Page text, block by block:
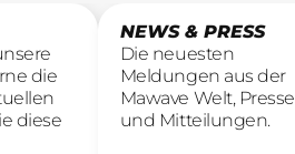
die
diese
NEWS & PRESS
Die neuesten
Meldungen aus der
Mawave Welt, Presse
und Mitteilungen.